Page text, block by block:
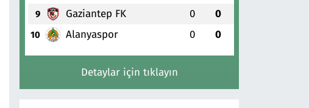
9 Gaziantep FK 0 0
10 Alanyaspor 0 0
Detaylar için tıklayın